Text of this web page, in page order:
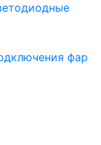
фар